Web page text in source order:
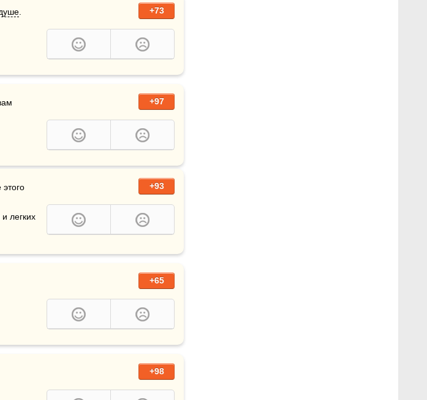
+73
+97
+93
+65
+98